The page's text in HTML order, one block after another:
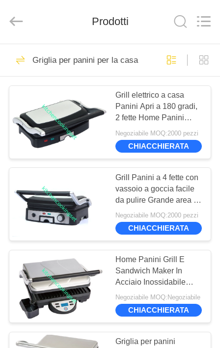
CASA
PRODOTTI
VIDEO
MOSTRA
VR
CIRCA
GIRO
DELLA
FABBRICA
CONTROLLO
QUALITÀ
Services
Co.,LTD.
Set per cucina
Set di pentole
antiaderenti
16
insiemi delle pentole
di acciaio
inossidabile
Prodotti
Griglia per panini per la casa
Grill elettrico a casa
Panini Apri a 180 gradi,
2 fette Home Panini
Press 260*230mm
Negoziabile MOQ:2000 pezzi
CHIACCHIERATA
Grill Panini a 4 fette con
vassoio a goccia facile
da pulire Grande area di
cottura
Negoziabile MOQ:2000 pezzi
CHIACCHIERATA
Home Panini Grill E
Sandwich Maker In
Acciaio Inossidabile
Con Display LCD
Digitale
Negoziabile MOQ:Negoziabile
CHIACCHIERATA
Griglia per panini